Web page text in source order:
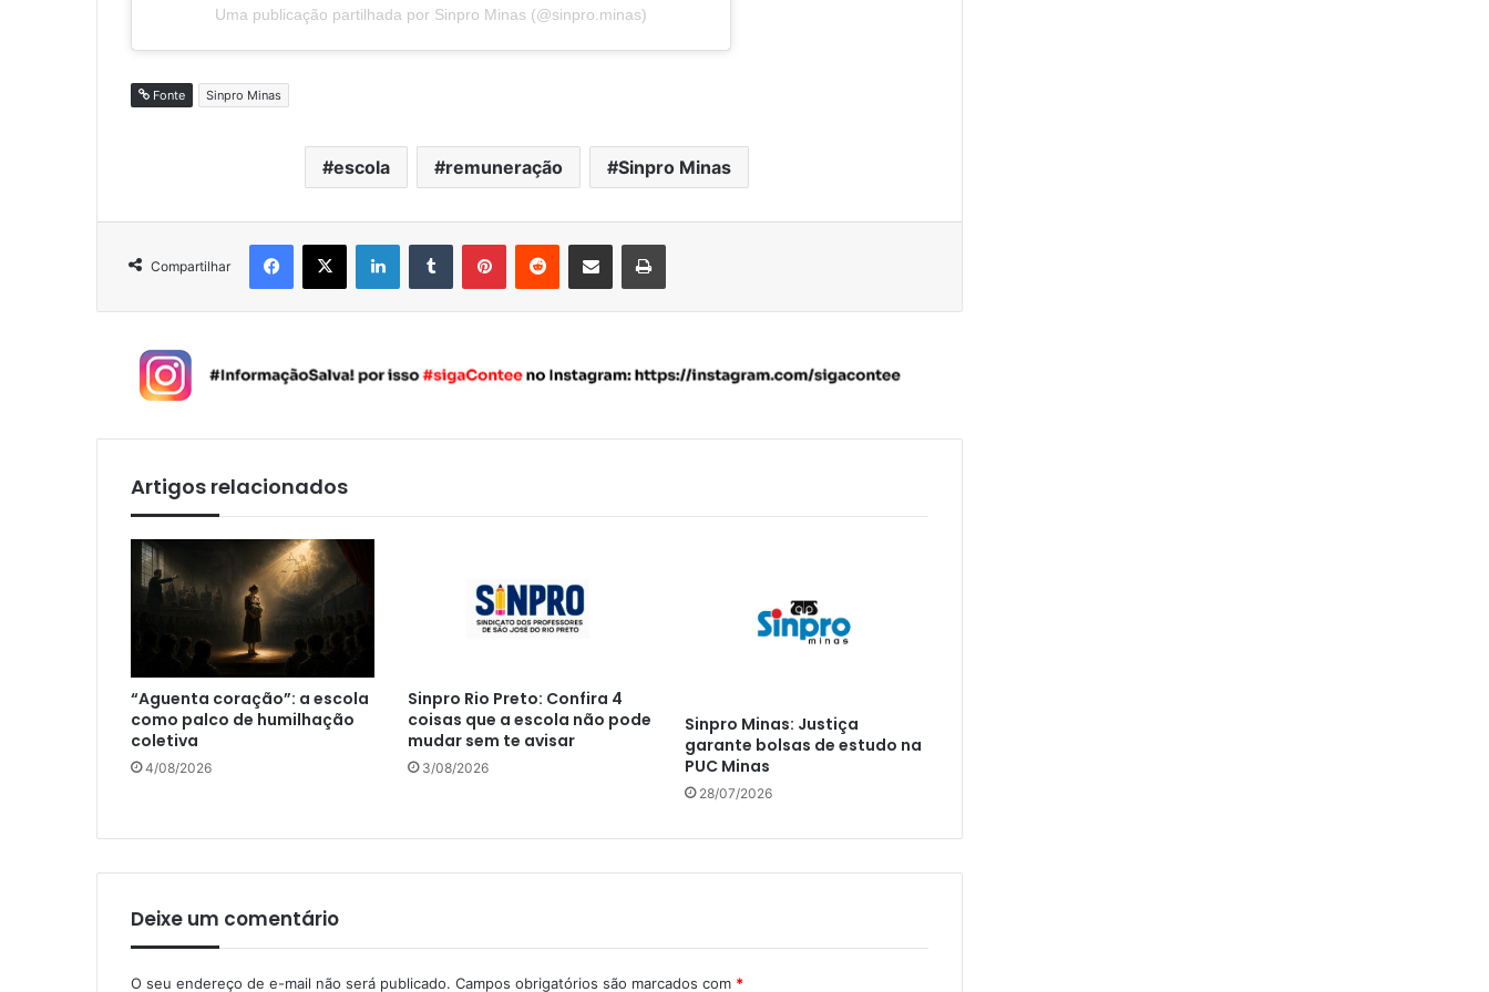
Uma publicação partilhada por Sinpro Minas (@sinpro.minas)
Fonte Sinpro Minas
escola remuneração Sinpro Minas
Compartilhar
Artigos relacionados
“Aguenta coração”: a escola
como palco de humilhação
coletiva
4/08/2026
Sinpro Rio Preto: Confira 4
coisas que a escola não pode
mudar sem te avisar
3/08/2026
Sinpro Minas: Justiça
garante bolsas de estudo na
PUC Minas
28/07/2026
Deixe um comentário
O seu endereço de e-mail não será publicado. Campos obrigatórios são marcados com *